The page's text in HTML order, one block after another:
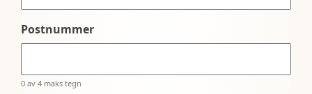
Postnummer
0 av 4 maks tegn